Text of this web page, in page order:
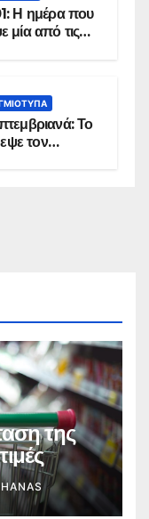
Η ημέρα που
μία από τις
Το
τον
της